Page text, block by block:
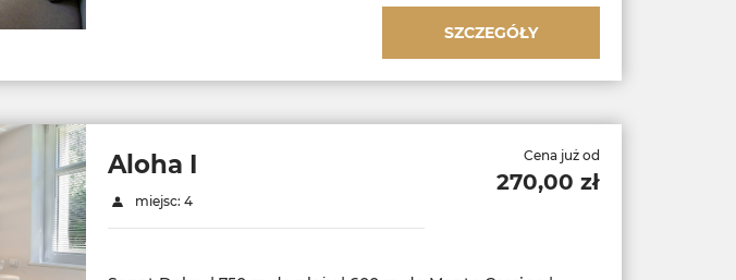
SZCZEGÓŁY
Aloha I
miejsc: 4
Cena już od
270,00 zł